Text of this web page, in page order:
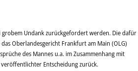
grobem Undank zurückgefordert werden. Die dafür
Oberlandesgericht Frankfurt am Main (OLG)
des Mannes u.a. im Zusammenhang mit
Entscheidung zurück.